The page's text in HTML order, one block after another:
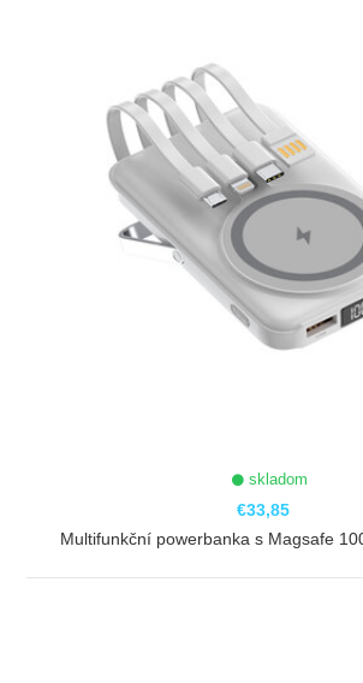
skladom
€33,85
Multifunkční powerbanka s Magsafe